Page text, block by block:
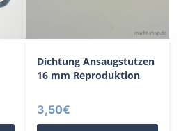
Dichtung Ansaugstutzen
16 mm Reproduktion
3,50€